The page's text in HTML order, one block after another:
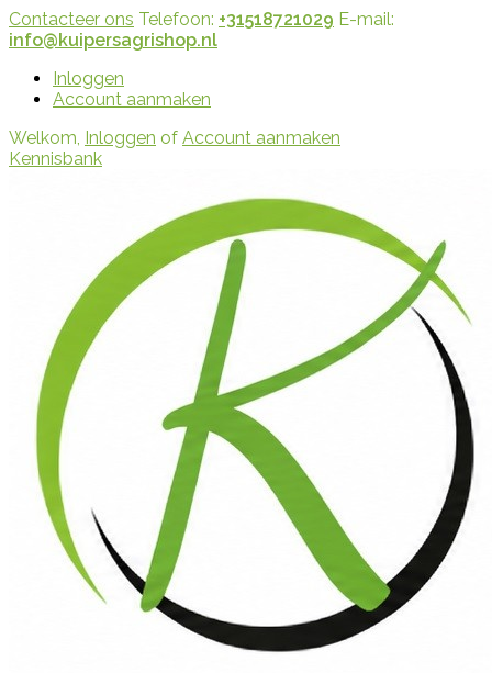
Contacteer ons Telefoon: +31518721029 E-mail:
info@kuipersagrishop.nl
Inloggen
Account aanmaken
Welkom, Inloggen of Account aanmaken
Kennisbank